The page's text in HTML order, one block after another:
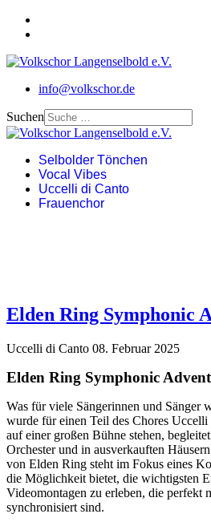
info@volkschor.de
Suchen
Selbolder Tönchen
Vocal Vibes
Uccelli di Canto
Frauenchor
Elden Ring Symphonic
Uccelli di Canto 08. Februar 2025
Elden Ring Symphonic
Was für viele Sängerinnen und Sänger
wurde für einen Teil des Chores
auf einer großen Bühne stehen,
Orchester und in ausverkauften
von Elden Ring steht im Fokus eines
die Möglichkeit bietet, die wichtigsten
Videomontagen zu erleben, die perfekt
synchronisiert sind.